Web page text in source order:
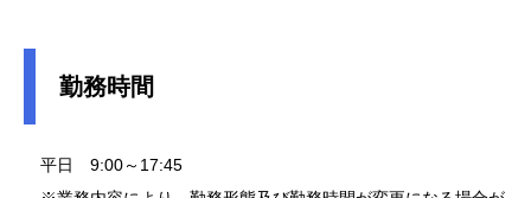
勤務時間
平日 9:00～17:45